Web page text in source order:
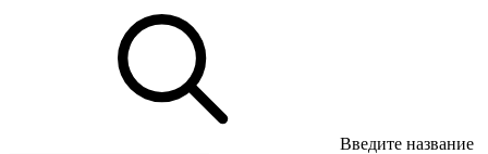
Введите название